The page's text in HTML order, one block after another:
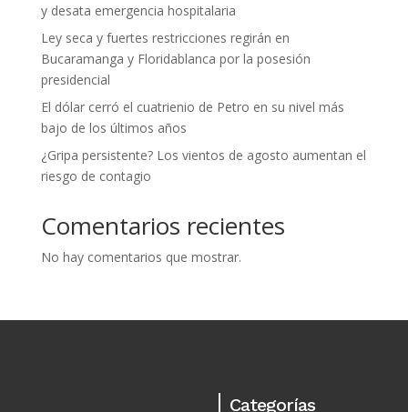
y desata emergencia hospitalaria
Ley seca y fuertes restricciones regirán en
Bucaramanga y Floridablanca por la posesión
presidencial
El dólar cerró el cuatrienio de Petro en su nivel más
bajo de los últimos años
¿Gripa persistente? Los vientos de agosto aumentan el
riesgo de contagio
Comentarios recientes
No hay comentarios que mostrar.
Categorías